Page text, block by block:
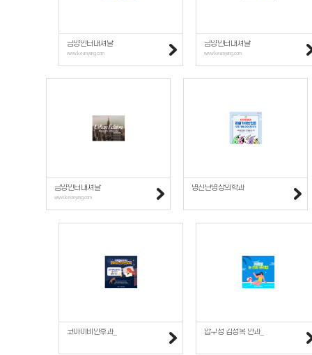
금양인터내셔날
www.keumyang.com
금양인터내셔날
www.keumyang.com
금양인터내셔날
www.keumyang.com
명진단영상의학과
코아이비인후과_ 압구정 김정목 안과_